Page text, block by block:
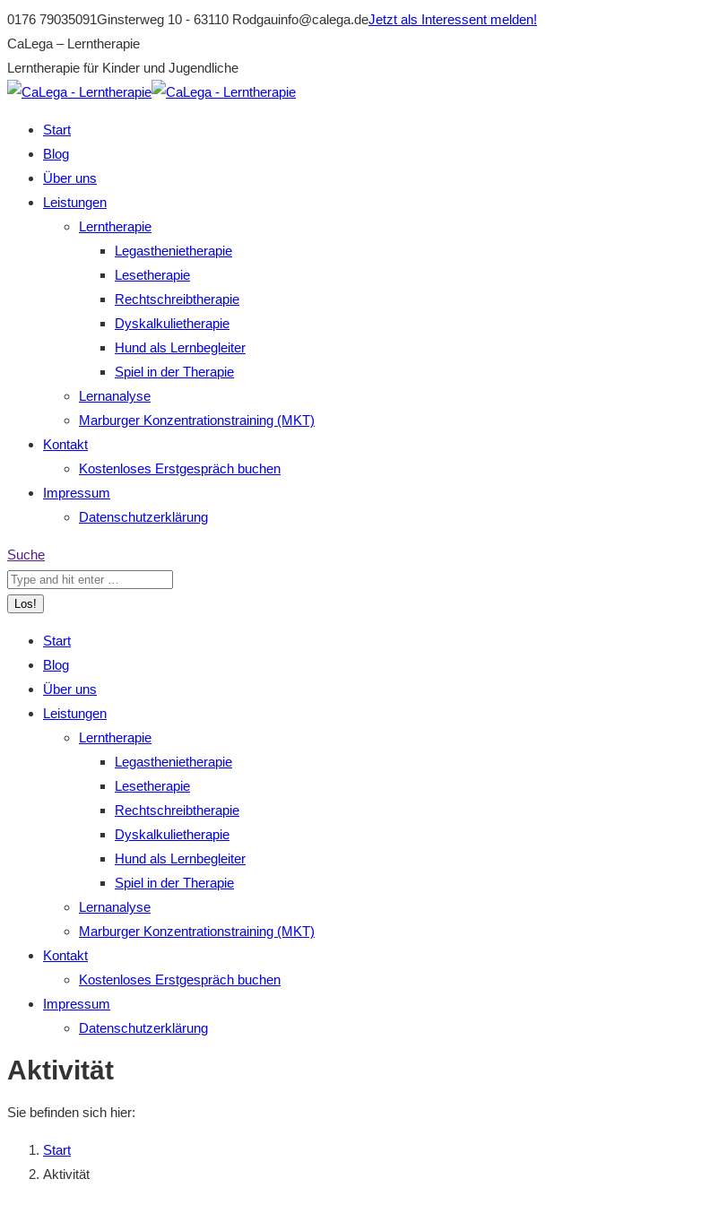
Zum
Inhalt
springen
0176 79035091Ginsterweg 10 - 63110 Rodgauinfo@calega.deJetzt als Interessent melden!
Facebook
page
opens
window
CaLega – Lerntherapie
Lerntherapie für Kinder und Jugendliche
Start
Blog
Über uns
Leistungen
Lerntherapie
Legasthenietherapie
Lesetherapie
Rechtschreibtherapie
Dyskalkulietherapie
Hund als Lernbegleiter
Spiel in der Therapie
Lernanalyse
Marburger Konzentrationstraining (MKT)
Kontakt
Kostenloses Erstgespräch buchen
Impressum
Datenschutzerklärung
Search:
Suche
Start
Blog
Über uns
Leistungen
Lerntherapie
Legasthenietherapie
Lesetherapie
Rechtschreibtherapie
Dyskalkulietherapie
Hund als Lernbegleiter
Spiel in der Therapie
Lernanalyse
Marburger Konzentrationstraining (MKT)
Kontakt
Kostenloses Erstgespräch buchen
Impressum
Datenschutzerklärung
Aktivität
Sie befinden sich hier:
Start
Aktivität